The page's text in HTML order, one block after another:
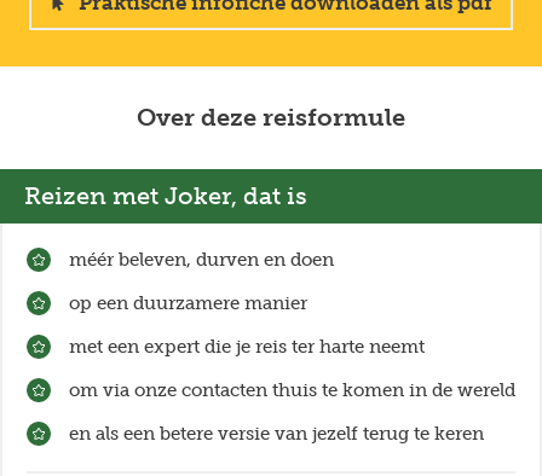
koud. Op grote hoogte kunnen de temperaturen
dalen tot -10°C en door de ijzige wind daalt de
Over deze reisformule
Reizen met Joker, dat is
méér beleven, durven en doen
op een duurzamere manier
met een expert die je reis ter harte neemt
om via onze contacten thuis te komen in de wereld
en als een betere versie van jezelf terug te keren